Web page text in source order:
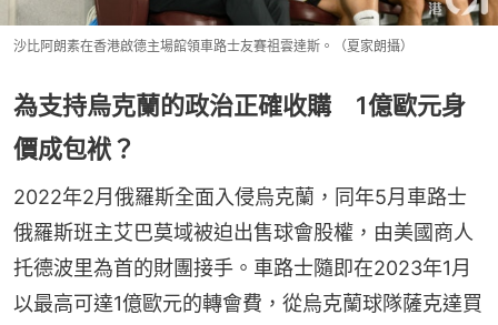
沙比阿朗素在香港啟德主場館領車路士友賽祖雲達斯。（夏家朗攝）
為支持烏克蘭的政治正確收購 1億歐元身
價成包袱？
2022年2月俄羅斯全面入侵烏克蘭，同年5月車路士
俄羅斯班主艾巴莫域被迫出售球會股權，由美國商人
托德波里為首的財團接手。車路士隨即在2023年1月
以最高可達1億歐元的轉會費，從烏克蘭球隊薩克達買